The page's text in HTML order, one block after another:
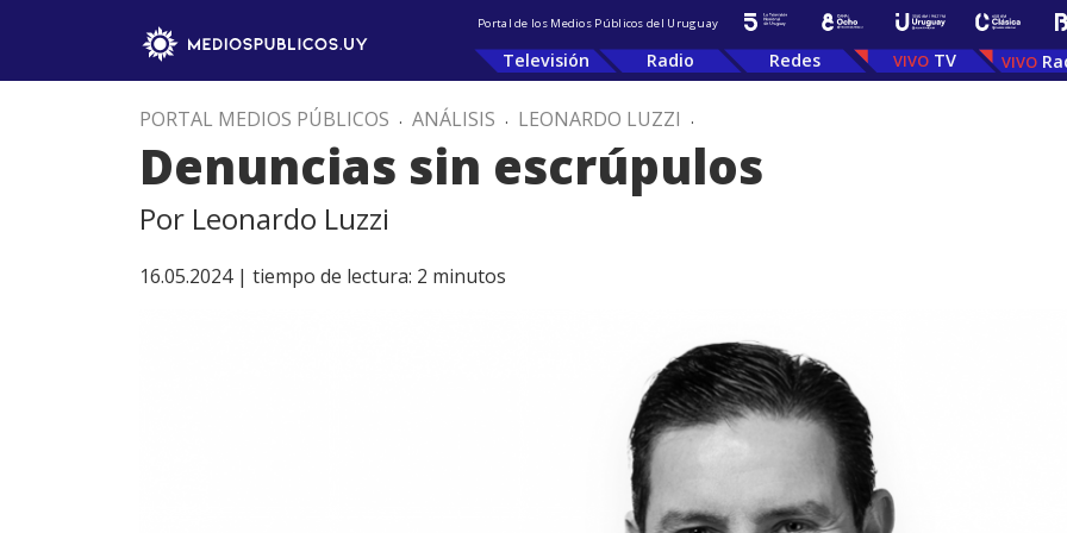
Portal de los Medios Públicos del Uruguay
Televisión Radio Redes TV
PORTAL MEDIOS PÚBLICOS . ANÁLISIS . LEONARDO LUZZI .
Denuncias sin escrúpulos
Por Leonardo Luzzi
16.05.2024 | tiempo de lectura: 2 minutos